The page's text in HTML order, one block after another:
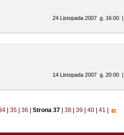
24 Listopada 2007 g. 16:00 |
14 Listopada 2007 g. 20:00 |
35 36 Strona 37| 38 39 40 41